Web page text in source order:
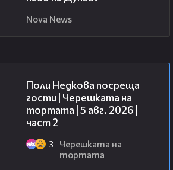
Nova News
Поли Недкова посреща
гости | Черешката на
тортата | 5 авг. 2026 |
част 2
3
Черешката на
тортата